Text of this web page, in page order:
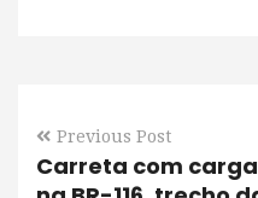
Previous Post
Carreta com